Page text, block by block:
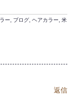
ー ブログ ヘアカラー 米
返信